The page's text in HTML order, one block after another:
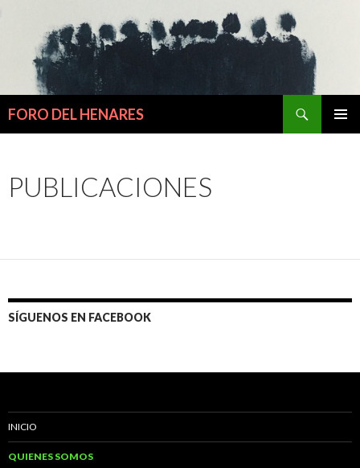
FORO DEL HENARES
PUBLICACIONES
SÍGUENOS EN FACEBOOK
INICIO
QUIENES SOMOS